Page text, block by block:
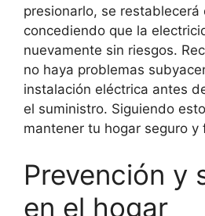
presionarlo, se restablecerá
concediendo que la
nuevamente sin riesgos.
no haya problemas
instalación eléctrica antes
el suministro. Siguiendo
mantener tu hogar seguro y
Prevención y
en el hogar